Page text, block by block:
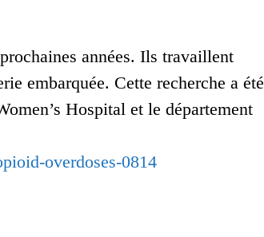
années. Ils travaillent
embarquée. Cette recherche a été
Hospital et le département
overdoses-0814